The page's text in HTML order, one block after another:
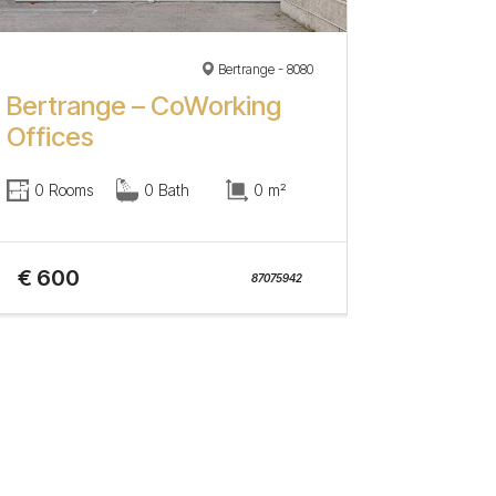
Bertrange - 8080
Bertrange – CoWorking
Offices
0 Rooms 0 Bath 0 m²
€ 600 87075942